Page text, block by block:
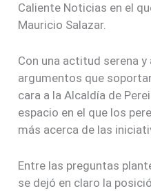
Caliente Noticias en el
Mauricio Salazar.
Con una actitud serena
argumentos que
cara a la Alcaldía de
espacio en el que los
más acerca de las
Entre las preguntas
se dejó en claro la